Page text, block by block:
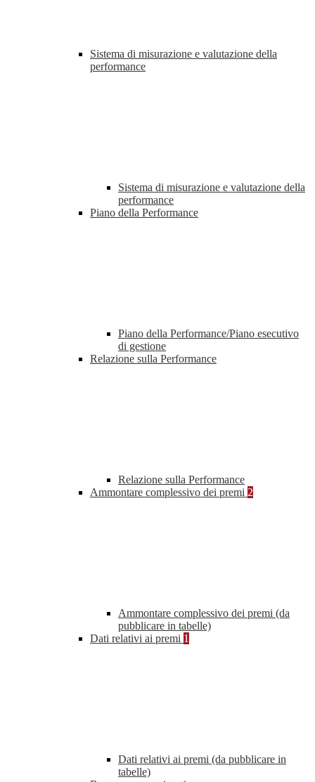
Sistema di misurazione e valutazione della
performance
Sistema di misurazione e valutazione della
performance
Piano della Performance
Piano della Performance/Piano esecutivo
di gestione
Relazione sulla Performance
Relazione sulla Performance
Ammontare complessivo dei premi 2
Ammontare complessivo dei premi (da
pubblicare in tabelle)
Dati relativi ai premi 1
Dati relativi ai premi (da pubblicare in
tabelle)